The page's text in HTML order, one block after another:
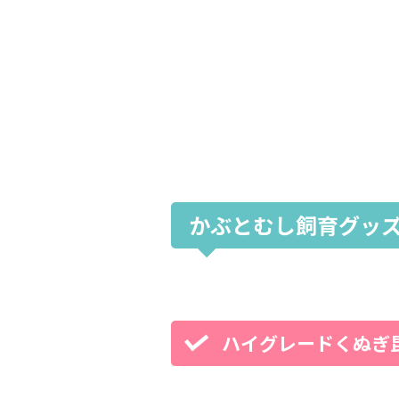
かぶとむし飼育グッ
ハイグレードくぬぎ